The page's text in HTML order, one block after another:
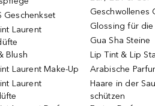
Geschenkset
Laurent
Blush
Laurent Make-Up
Laurent
Geschwollenes
Glossing für die
Gua Sha Steine
Lip Tint & Lip
Arabische
Haare in der
schützen